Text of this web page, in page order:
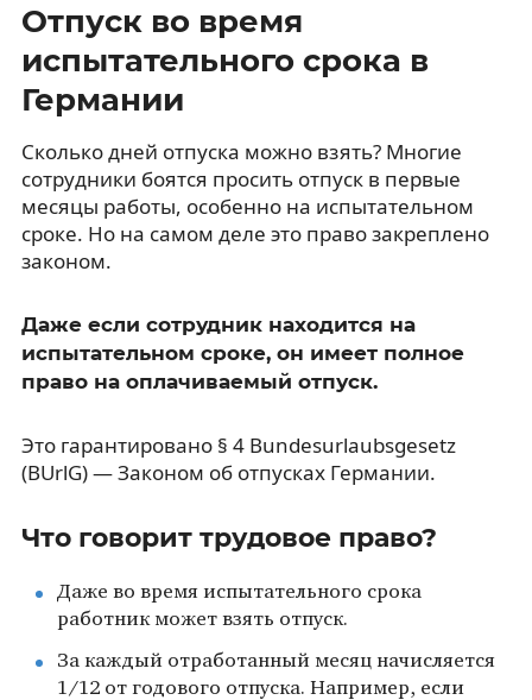
Отпуск во время
испытательного срока в
Германии
Сколько дней отпуска можно взять? Многие
сотрудники боятся просить отпуск в первые
месяцы работы, особенно на испытательном
сроке. Но на самом деле это право закреплено
законом.
Даже если сотрудник находится на
испытательном сроке, он имеет полное
право на оплачиваемый отпуск.
Это гарантировано § 4 Bundesurlaubsgesetz
(BUrlG) — Законом об отпусках Германии.
Что говорит трудовое право?
Даже во время испытательного срока
работник может взять отпуск.
За каждый отработанный месяц начисляется
1/12 от годового отпуска. Например, если